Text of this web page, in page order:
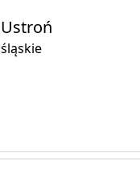
Ustroń
śląskie